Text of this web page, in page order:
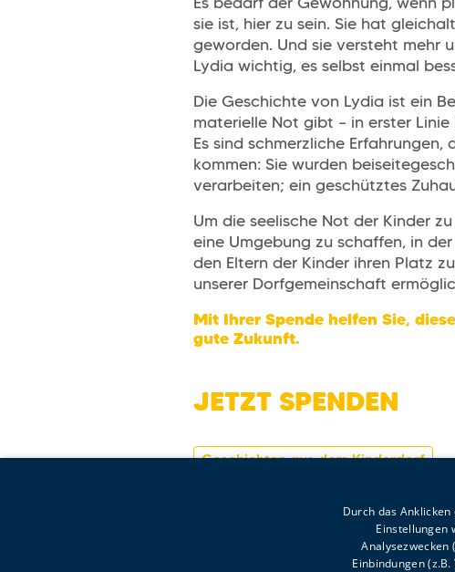
sie ist, hier zu sein. Sie hat
geworden. Und sie versteht mehr
Lydia wichtig, es selbst einmal
Die Geschichte von Lydia ist ein
materielle Not gibt – in erster
Es sind schmerzliche
kommen: Sie wurden
verarbeiten; ein geschütztes
Um die seelische Not der Kinder
eine Umgebung zu schaffen, in
den Eltern der Kinder ihren Platz
unserer Dorfgemeinschaft
Mit Ihrer Spende helfen Sie,
gute Zukunft.
JETZT SPENDEN
Geschichten aus dem Kinderdorf
Durch das
Einstellungen
Analysezwecken
Einbindungen